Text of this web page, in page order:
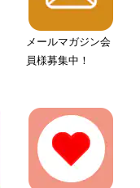
メールマガジン会
員様募集中！